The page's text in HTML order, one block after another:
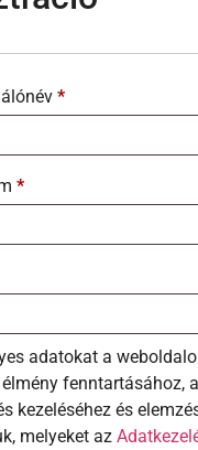
*
*
adatokat a
fenntartásához,
kezeléséhez és
melyeket az